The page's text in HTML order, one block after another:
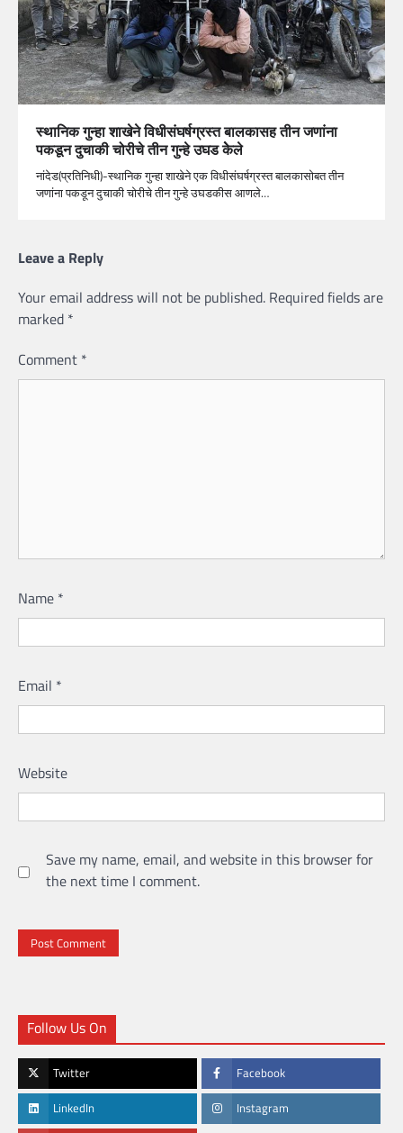
स्थानिक गुन्हा शाखेने विधीसंघर्षग्रस्त बालकासह तीन जणांना
पकडून दुचाकी चोरीचे तीन गुन्हे उघड केेले
नांदेड(प्रतिनिधी)-स्थानिक गुन्हा शाखेने एक विधीसंघर्षग्रस्त बालकासोबत तीन
जणांना पकडून दुचाकी चोरीचे तीन गुन्हे उघडकीस आणले…
Leave a Reply
Your email address will not be published. Required fields are
marked *
Comment *
Name *
Email *
Website
Save my name, email, and website in this browser for
the next time I comment.
Follow Us On
Twitter Facebook
LinkedIn Instagram